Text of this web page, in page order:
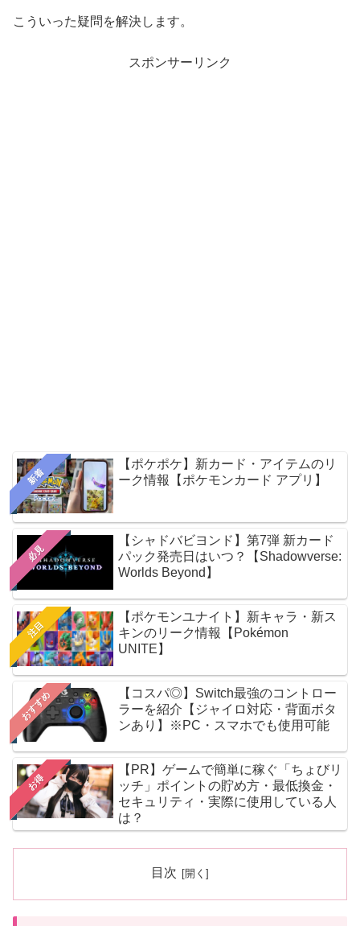
こういった疑問を解決します。
スポンサーリンク
新着
【ポケポケ】新カード・アイテムのリ
ーク情報【ポケモンカード アプリ】
必見
【シャドバビヨンド】第7弾 新カード
パック発売日はいつ？【Shadowverse:
Worlds Beyond】
注目
【ポケモンユナイト】新キャラ・新ス
キンのリーク情報【Pokémon
UNITE】
おすすめ
【コスパ◎】Switch最強のコントロー
ラーを紹介【ジャイロ対応・背面ボタ
ンあり】※PC・スマホでも使用可能
お得
【PR】ゲームで簡単に稼ぐ「ちょびリ
ッチ」ポイントの貯め方・最低換金・
セキュリティ・実際に使用している人
は？
目次